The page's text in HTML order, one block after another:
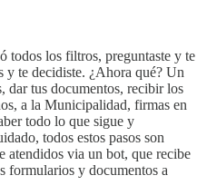
todos los filtros, preguntaste y te
y te decidiste. ¿Ahora qué? Un
dar tus documentos, recibir los
a la Municipalidad, firmas en
todo lo que sigue y
todos estos pasos son
atendidos via un bot, que recibe
formularios y documentos a